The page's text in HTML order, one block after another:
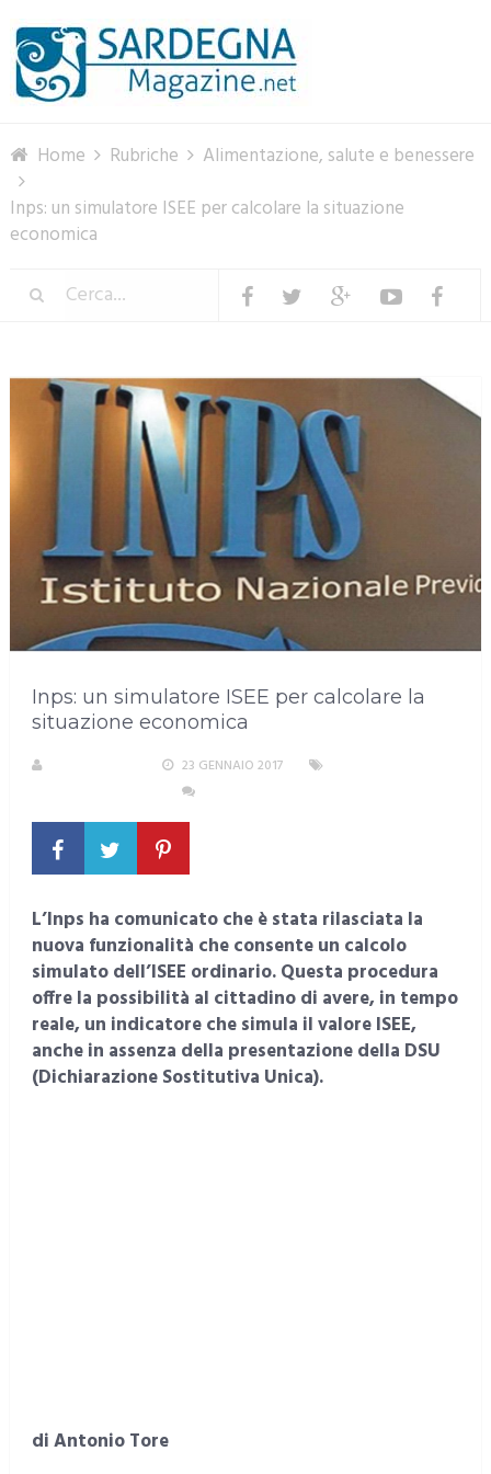
Home Rubriche
Alimentazione, salute e benessere
Inps: un simulatore ISEE per calcolare la situazione
economica
Inps: un simulatore ISEE per calcolare la
situazione economica
23 GENNAIO 2017
L’Inps ha comunicato che è stata rilasciata la
nuova funzionalità che consente un calcolo
simulato dell’ISEE ordinario. Questa procedura
offre la possibilità al cittadino di avere, in tempo
reale, un indicatore che simula il valore ISEE,
anche in assenza della presentazione della DSU
(Dichiarazione Sostitutiva Unica).
di Antonio Tore